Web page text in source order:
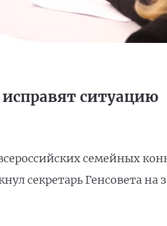
ситуацию
семейных
секретарь Генсовета на